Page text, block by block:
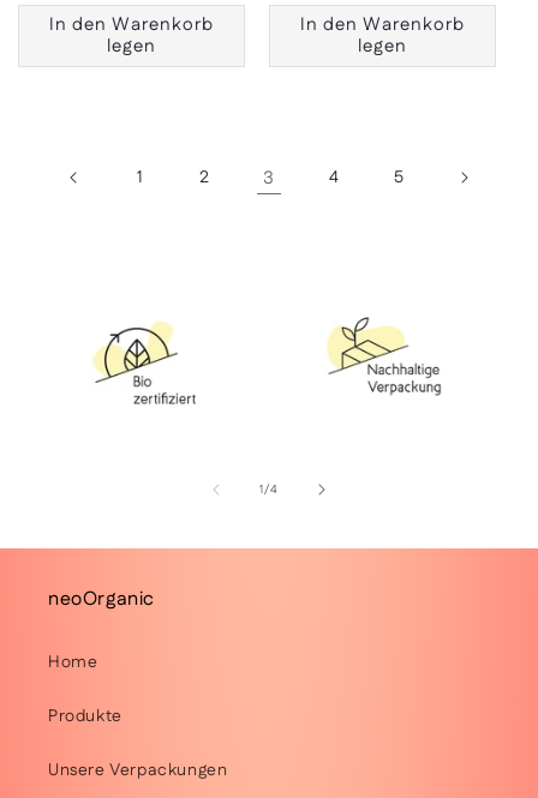
In den Warenkorb
legen
In den Warenkorb
legen
1 2 3 4 5
1/von
4
neoOrganic
Home
Produkte
Unsere Verpackungen